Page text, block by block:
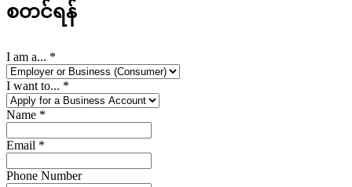
စတင်ရန်
I am a... *
I want to... *
Name *
Email *
Phone Number